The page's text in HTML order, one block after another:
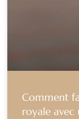
Comment
royale avec